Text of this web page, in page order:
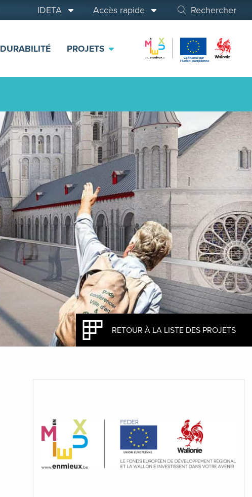
IDETA Accès rapide Rechercher
DURABILITÉ PROJETS
RETOUR À LA LISTE DES PROJETS